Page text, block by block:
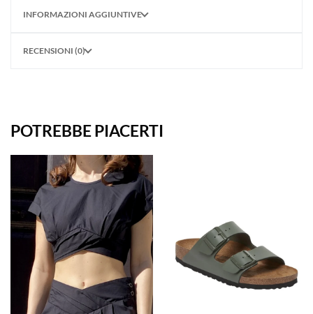
INFORMAZIONI AGGIUNTIVE
RECENSIONI (0)
POTREBBE PIACERTI